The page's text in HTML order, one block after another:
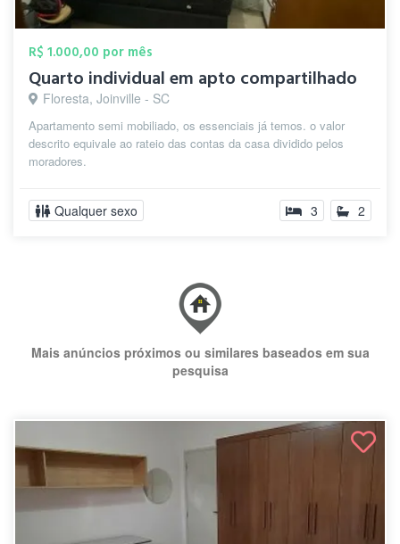
R$ 1.000,00 por mês
Quarto individual em apto compartilhado
Floresta, Joinville - SC
Apartamento semi mobiliado, os essenciais já temos. o valor
descrito equivale ao rateio das contas da casa dividido pelos
moradores.
Qualquer sexo 3 2
Mais anúncios próximos ou similares baseados em sua
pesquisa